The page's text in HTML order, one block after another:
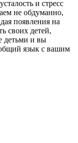
и стресс
не обдуманно,
появления на
своих детей,
детьми и вы
общий язык с вашим